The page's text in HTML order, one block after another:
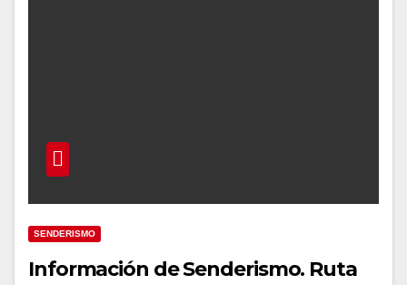
SENDERISMO
Información de Senderismo. Ruta